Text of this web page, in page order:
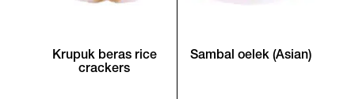
Krupuk beras rice
crackers
Sambal oelek (Asian)